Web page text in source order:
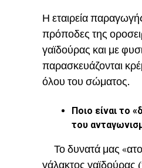
Η εταιρεία
πρόποδες της
γαϊδούρας και με
παρασκευάζονται
όλου του σώματος.
Ποιο είναι το
του
Το δυνατά μας
γάλακτος γαϊδούρας